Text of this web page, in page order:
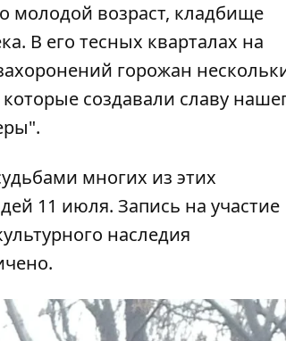
молодой возраст, кладбище
В его тесных кварталах на
горожан
создавали славу
многих из этих
11 июля. Запись на участие
наследия